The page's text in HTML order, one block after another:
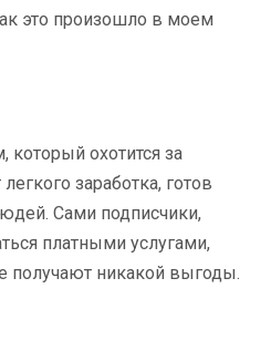
это произошло в моем
который охотится за
заработка, готов
Сами подписчики,
платными услугами,
получают никакой выгоды.